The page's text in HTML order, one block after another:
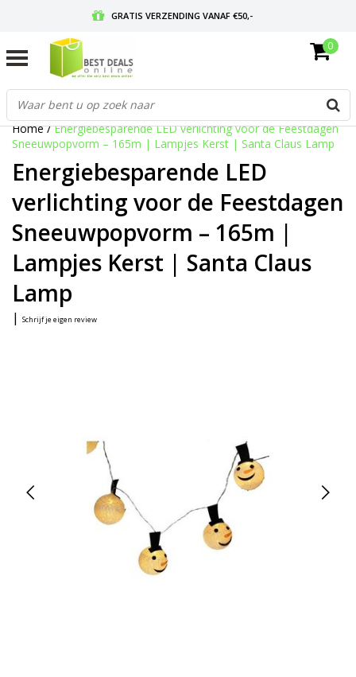
GRATIS VERZENDING VANAF €50,-
GRATIS RETOURNEREN EN 30 DAGEN BEDENKTIJD
0
Home/Energiebesparende LED verlichting voor de Feestdagen
Sneeuwpopvorm – 165m | Lampjes Kerst | Santa Claus Lamp
Energiebesparende LED
verlichting voor de Feestdagen
Sneeuwpopvorm – 165m |
Lampjes Kerst | Santa Claus
Lamp
| Schrijf je eigen review